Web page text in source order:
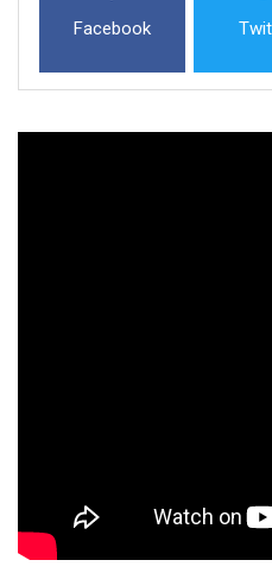
Facebook